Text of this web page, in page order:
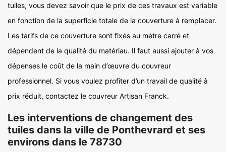
tuiles, vous devez savoir que le prix de ces travaux est variable
en fonction de la superficie totale de la couverture à remplacer.
Les tarifs de ce couverture sont fixés au mètre carré et
dépendent de la qualité du matériau. Il faut aussi ajouter à vos
dépenses le coût de la main d’œuvre du couvreur
professionnel. Si vous voulez profiter d’un travail de qualité à
prix réduit, contactez le couvreur Artisan Franck.
Les interventions de changement des
tuiles dans la ville de Ponthevrard et ses
environs dans le 78730